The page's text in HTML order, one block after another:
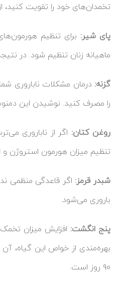
تخمدان‌های خود را تقویت کنید،
پای شیر: برای تنظیم
ماهیانه زنان تنظیم شود. در
گزنه: درمان مشکلات ناباروری
را مصرف کنید. نوشیدن این دمنوش
روغن کتان: اگر از ناباروری
تنظیم میزان هورمون استروژن
شبدر قرمز: اگر قاعدگی منظمی
باروری می‌شود.
پنج انگشت: افزایش میزان
۹۰ روز است.